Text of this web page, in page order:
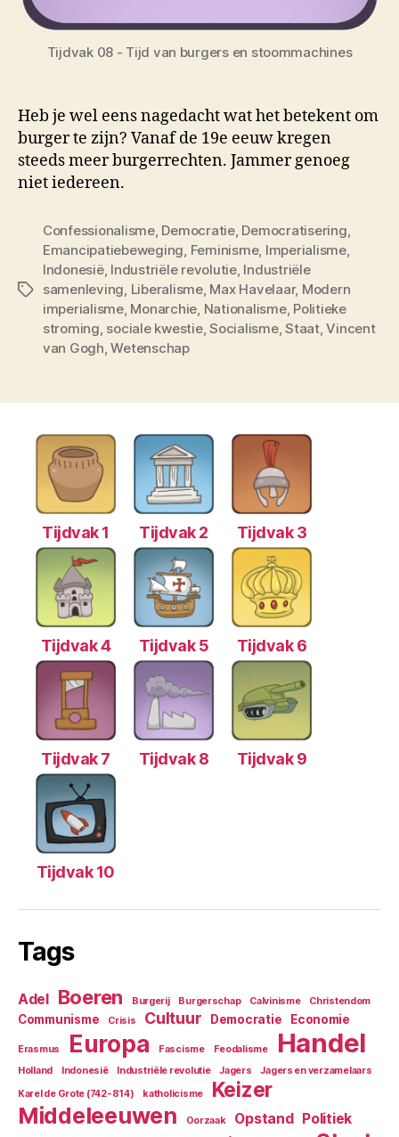
Tijdvak 08 - Tijd van burgers en stoommachines
Heb je wel eens nagedacht wat het betekent om
burger te zijn? Vanaf de 19e eeuw kregen
steeds meer burgerrechten. Jammer genoeg
niet iedereen.
Tags
Confessionalisme, Democratie, Democratisering,
Emancipatiebeweging, Feminisme, Imperialisme,
Indonesië, Industriële revolutie, Industriële
samenleving, Liberalisme, Max Havelaar, Modern
imperialisme, Monarchie, Nationalisme, Politieke
stroming, sociale kwestie,Socialisme,Staat,Vincent
van Gogh,Wetenschap
Tijdvak 1 Tijdvak 2 Tijdvak 3
Tijdvak 4 Tijdvak 5 Tijdvak 6
Tijdvak 7 Tijdvak 8 Tijdvak 9
Tijdvak 10
Tags
Adel Boeren Burgerij Burgerschap Calvinisme Christendom
Communisme Crisis Cultuur Democratie Economie
Erasmus Europa Fascisme Feodalisme Handel
Holland Indonesië Industriële revolutie Jagers
Jagers en verzamelaars
Karel de Grote (742-814)
katholicisme Keizer
Middeleeuwen Oorzaak Opstand Politiek